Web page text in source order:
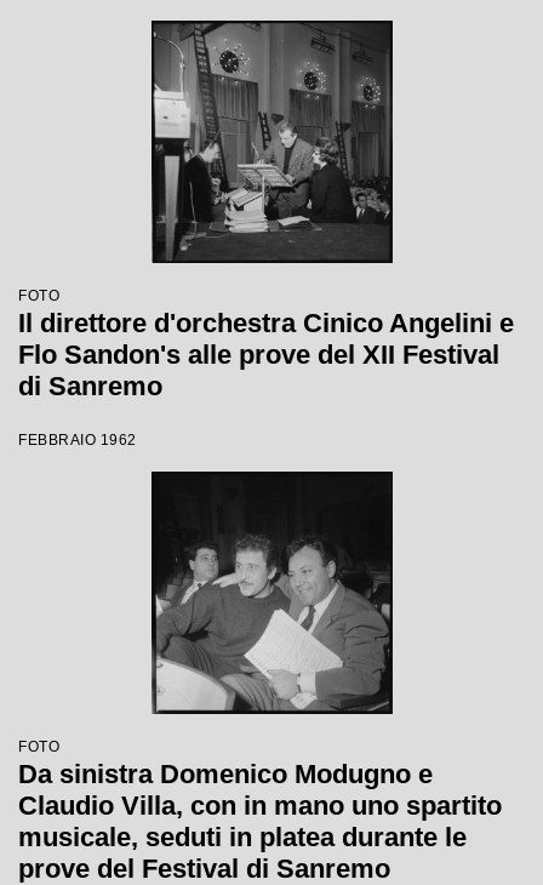
FOTO
Il direttore d'orchestra Cinico Angelini e
Flo Sandon's alle prove del XII Festival
di Sanremo
FEBBRAIO 1962
FOTO
Da sinistra Domenico Modugno e
Claudio Villa, con in mano uno spartito
musicale, seduti in platea durante le
prove del Festival di Sanremo